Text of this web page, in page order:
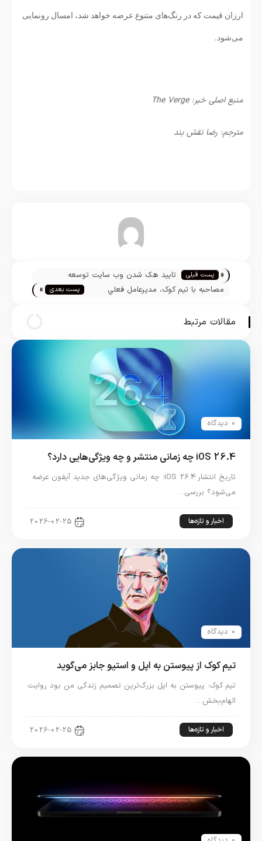
ارزان قیمت که در رنگ‌های متنوع عرضه خواهد شد، امسال رونمایی
می‌شود.
منبع اصلی خبر: The Verge
مترجم: رضا نقش بند
« پست قبلی
تایید هک شدن وب سایت توسعه
دهندگان توسط اپل
مصاحبه با تيم کوک، مديرعامل فعلي
پست بعدی »
مقالات مرتبط
0 دیدگاه
iOS 26.4 چه زمانی منتشر و چه ویژگی‌هایی دارد؟
تاریخ انتشار iOS 26.4؛ چه زمانی ویژگی‌های جدید آیفون عرضه
می‌شود؟ بررسی…
اخبار و تازه‌ها 2026-02-25
0 دیدگاه
تیم کوک از پیوستن به اپل و استیو جابز می‌گوید
تیم کوک: پیوستن به اپل بزرگ‌ترین تصمیم زندگی من بود روایت
الهام‌بخش…
اخبار و تازه‌ها 2026-02-25